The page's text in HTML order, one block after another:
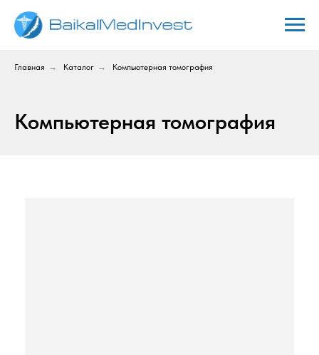
Главная → Каталог → Компьютерная томография
Компьютерная томография